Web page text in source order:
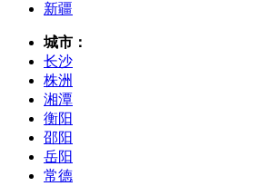
新疆
城市：
长沙
株洲
湘潭
衡阳
邵阳
岳阳
常德